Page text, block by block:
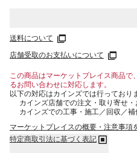
送料について
店舗受取のお支払いについて
この商品はマーケットプレイス商品
るお問い合わせに対応します。
以下の対応はカインズでは行っており
カインズ店舗での注文・取り寄せ
カインズでの工事・施工／回収／補
マーケットプレイスの概要・注意事項
特定商取引法に基づく表記